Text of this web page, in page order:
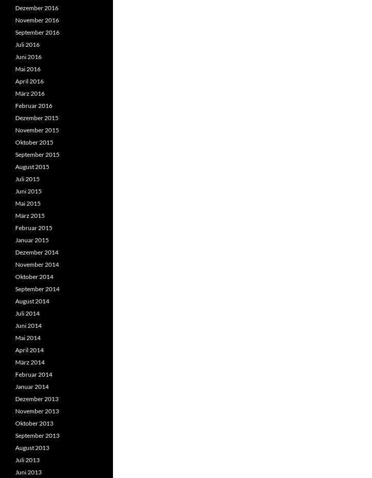
Dezember 2016
November 2016
September 2016
Juli 2016
Juni 2016
Mai 2016
April 2016
März 2016
Februar 2016
Dezember 2015
November 2015
Oktober 2015
September 2015
August 2015
Juli 2015
Juni 2015
Mai 2015
März 2015
Februar 2015
Januar 2015
Dezember 2014
November 2014
Oktober 2014
September 2014
August 2014
Juli 2014
Juni 2014
Mai 2014
April 2014
März 2014
Februar 2014
Januar 2014
Dezember 2013
November 2013
Oktober 2013
September 2013
August 2013
Juli 2013
Juni 2013